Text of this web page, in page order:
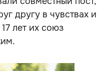
другу в чувствах и
лет их союз